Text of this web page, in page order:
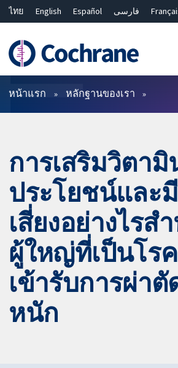
ไทย English Español فارسی
Bahasa Malaysia
繁體中文 简体中文
ตัวกรอง
หน้าแรก หลักฐานของเรา
การเสริมวิตา
ประโยชน์และ
เสี่ยงอย่างไรส
ผู้ใหญ่ที่เป็นโร
เข้ารับการผ่า
หนัก